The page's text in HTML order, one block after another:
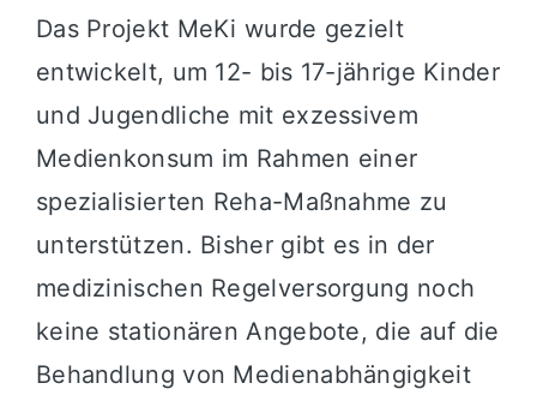
Das Projekt MeKi wurde gezielt
entwickelt, um 12- bis 17-jährige Kinder
und Jugendliche mit exzessivem
Medienkonsum im Rahmen einer
spezialisierten Reha-Maßnahme zu
unterstützen. Bisher gibt es in der
medizinischen Regelversorgung noch
keine stationären Angebote, die auf die
Behandlung von Medienabhängigkeit